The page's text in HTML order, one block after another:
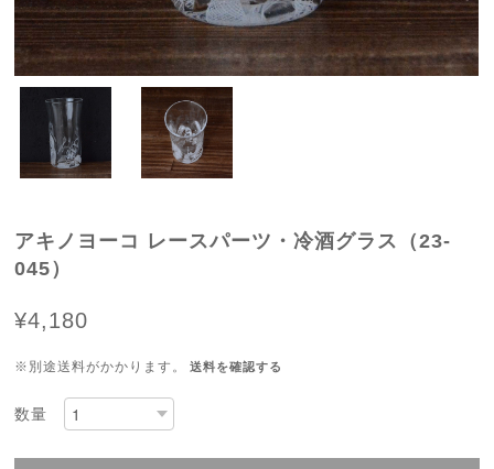
アキノヨーコ レースパーツ・冷酒グラス（23-
045）
¥4,180
※別途送料がかかります。 送料を確認する
数量